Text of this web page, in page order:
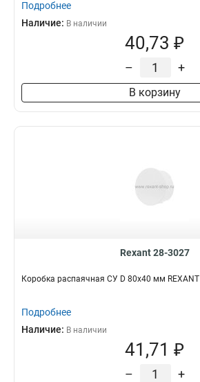
Подробнее
Наличие: В наличии
40,73 ₽
– +
В корзину
Rexant 28-3027
Коробка распаячная СУ D 80х40 мм REXANT
Подробнее
Наличие: В наличии
41,71 ₽
– +